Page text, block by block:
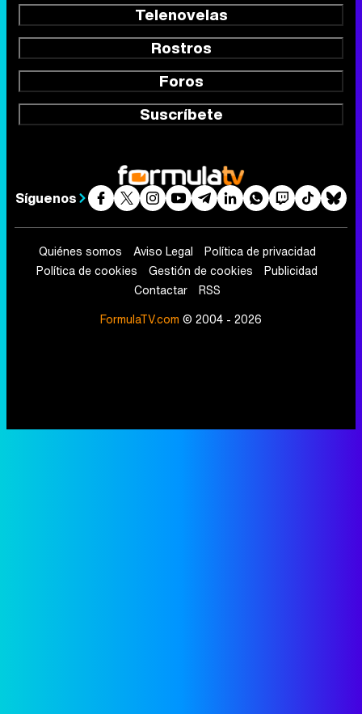
Telenovelas
Rostros
Foros
Suscríbete
Síguenos
Quiénes somos Aviso Legal
Política de privacidad
Política de cookies
Gestión de cookies
Publicidad
Contactar
RSS
FormulaTV.com © 2004 - 2026